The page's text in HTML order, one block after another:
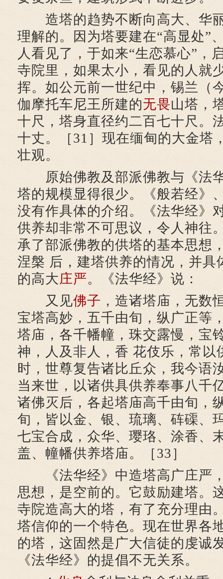
造塔的趋势不断向高大、华
理解的。因为塔要建在“高显处”
人看见了，于如来“生恋慕心”，
寺院里，如果太小，看见的人就
挥。如公元前一世纪中，锡兰（
伽摩托车尼王所建的无畏山塔，
十尺，塔身直径约二百七十尺。
十丈。［31］现在缅甸的大金塔
壮观。
原始佛教及部派佛教与《法
塔的规模显得很少。《般若经》
没有作具体的介绍。《法华经》
供养却非常不可思议，令人神往
承了部派佛教的供塔的基本思想
涅槃 后，建塔供养的情况，并具
的高大庄严。《法华经》说：
又见佛子 ，造诸塔庙，无数
宝塔高妙，五千由旬，纵广正等
塔庙，各千幡幢，珠交露慢，宝
神，人及非人，香 花伎乐，常以
时，世尊复告诸比丘众，我今语
当来世，以诸供具供养奉事八千
诸佛灭后，各起塔庙高千由旬，
旬，皆以金、银、琉璃、砗磲、
七宝合成，众华、璎珞、涂香、
盖、幢幡供养塔庙。［33］
《法华经》中造塔高广庄严
思想，是空前的。它鼓励建塔。
寺院造高大的塔，有了充分理由
塔信仰的一个特色。现在世界各
的塔，这固然是广大信徒的虔诚
《法华经》的提倡不无关系。